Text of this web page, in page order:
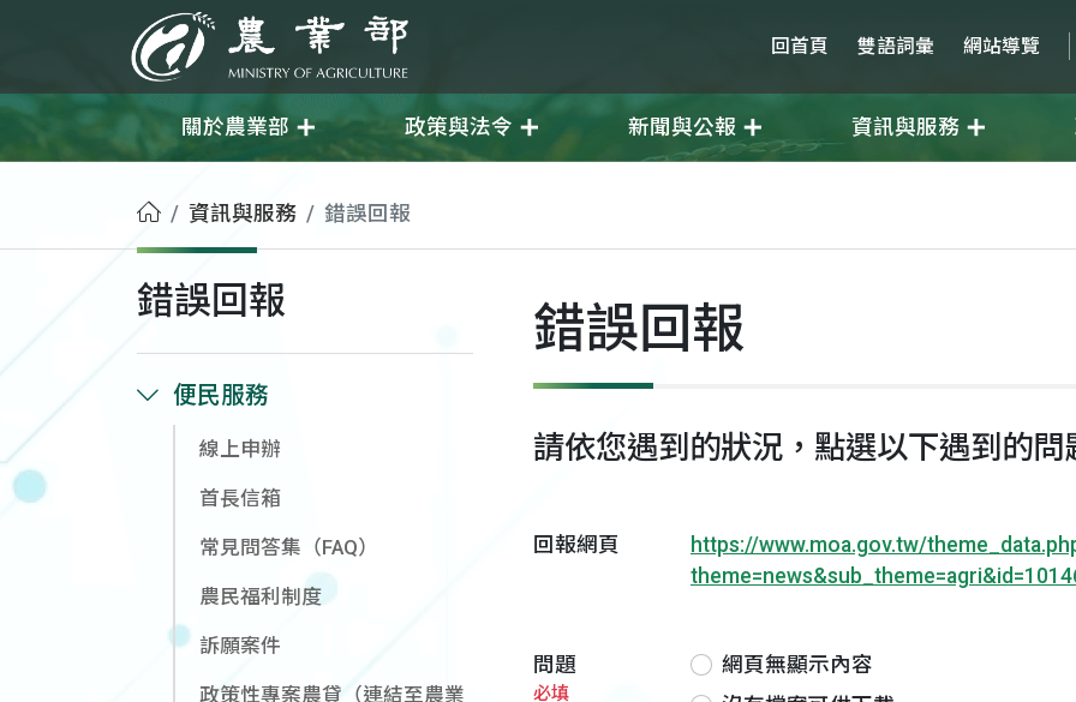
農業部 回首頁 雙語詞彙 網站導覽
關於農業部 政策與法令 新聞與公報 資訊與服務
首頁資訊與服務 錯誤回報
錯誤回報
便民服務
線上申辦
首長信箱
常見問答集（FAQ）
農民福利制度
訴願案件
政策性專案農貸（連結至農業
錯誤回報
請依您遇到的狀況，點選以下遇到的問
回報網頁
https://www.moa.gov.tw/
問題
必填
網頁無顯示內容